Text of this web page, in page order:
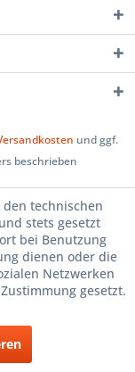
und ggf.
beschrieben
technischen
stets gesetzt
bei Benutzung
dienen oder die
Netzwerken
gesetzt.